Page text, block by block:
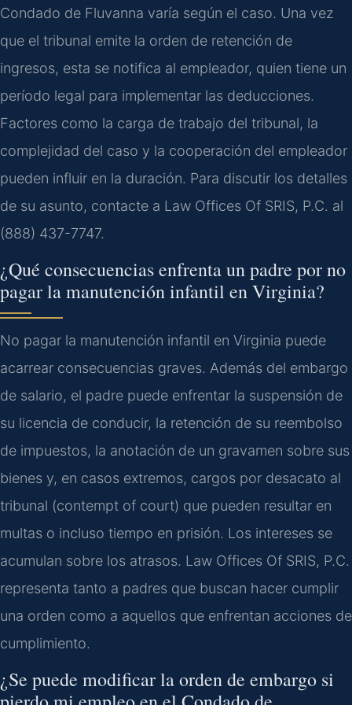
Condado de Fluvanna varía según el caso. Una vez
que el tribunal emite la orden de retención de
ingresos, esta se notifica al empleador, quien tiene un
período legal para implementar las deducciones.
Factores como la carga de trabajo del tribunal, la
complejidad del caso y la cooperación del empleador
pueden influir en la duración. Para discutir los detalles
de su asunto, contacte a Law Offices Of SRIS, P.C. al
(888) 437-7747.
¿Qué consecuencias enfrenta un padre por no
pagar la manutención infantil en Virginia?
No pagar la manutención infantil en Virginia puede
acarrear consecuencias graves. Además del embargo
de salario, el padre puede enfrentar la suspensión de
su licencia de conducir, la retención de su reembolso
de impuestos, la anotación de un gravamen sobre sus
bienes y, en casos extremos, cargos por desacato al
tribunal (contempt of court) que pueden resultar en
multas o incluso tiempo en prisión. Los intereses se
acumulan sobre los atrasos. Law Offices Of SRIS, P.C.
representa tanto a padres que buscan hacer cumplir
una orden como a aquellos que enfrentan acciones de
cumplimiento.
¿Se puede modificar la orden de embargo si